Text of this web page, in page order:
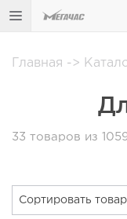
Главная ->
33 товаров из
Сортировать